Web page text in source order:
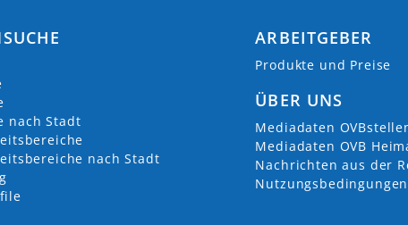
nach Stadt
nach Stadt
ARBEITGEBER
Produkte und Preise
ÜBER UNS
Mediadaten
Mediadaten OVB
Nachrichten aus der
Nutzungsbedingungen